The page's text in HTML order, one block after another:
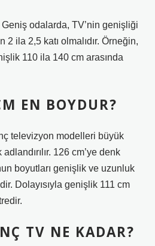
odalarda, TV’nin genişliği
2 ila 2,5 katı olmalıdır. Örneğin,
110 ila 140 cm arasında
EN BOYDUR?
televizyon modelleri büyük
126 cm’ye denk
boyutları genişlik ve uzunluk
Dolayısıyla genişlik 111 cm
TV NE KADAR?